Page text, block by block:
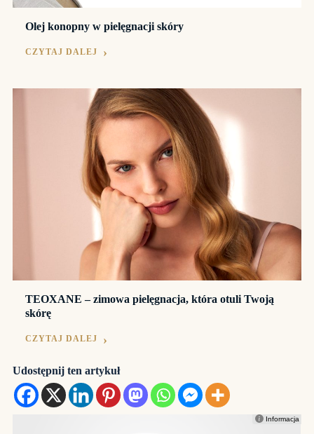
Olej konopny w pielęgnacji skóry
CZYTAJ DALEJ
TEOXANE – zimowa pielęgnacja, która otuli Twoją
skórę
CZYTAJ DALEJ
Udostępnij ten artykuł